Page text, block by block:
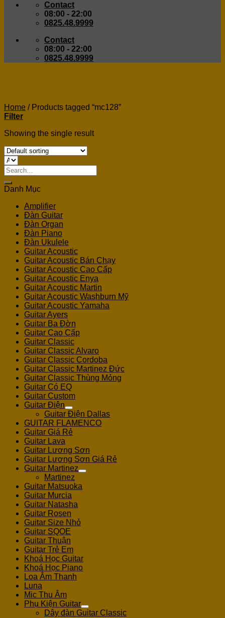
Contact
08:00 - 22:00
0825.48.9999
Contact
08:00 - 22:00
0825.48.9999
Home /Products tagged “mc128”
Filter
Showing the single result
Search
for:
Danh Mục
Amplifier
Đàn Guitar
Đàn Organ
Đàn Piano
Đàn Ukulele
Guitar Acoustic
Guitar Acoustic Bán Chạy
Guitar Acoustic Cao Cấp
Guitar Acoustic Enya
Guitar Acoustic Martin
Guitar Acoustic Washburn Mỹ
Guitar Acoustic Yamaha
Guitar Ayers
Guitar Ba Đờn
Guitar Cao Cấp
Guitar Classic
Guitar Classic Alvaro
Guitar Classic Cordoba
Guitar Classic Martinez Đức
Guitar Classic Thùng Mỏng
Guitar Có EQ
Guitar Custom
Guitar Điện
Guitar Điện Dallas
GUITAR FLAMENCO
Guitar Giá Rẻ
Guitar Lava
Guitar Lương Sơn
Guitar Lương Sơn Giá Rẻ
Guitar Martinez
Martinez
Guitar Matsuoka
Guitar Murcia
Guitar Natasha
Guitar Rosen
Guitar Size Nhỏ
Guitar SQOE
Guitar Thuận
Guitar Trẻ Em
Khoá Học Guitar
Khoá Học Piano
Loa Âm Thanh
Luna
Mic Thu Âm
Phụ Kiện Guitar
Dây đàn Guitar Classic